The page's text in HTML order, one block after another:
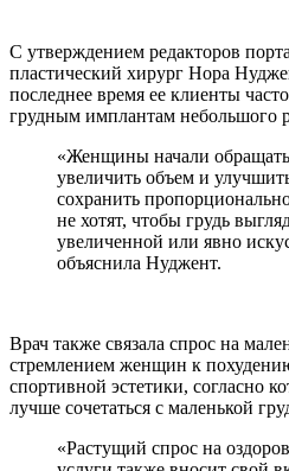
С утверждением редакторов
пластический хирург Нора
последнее время ее клиенты
грудным имплантам небольшого
«Женщины начали
увеличить объем и
сохранить
не хотят, чтобы грудь
увеличенной или явно
объяснила Нуджент.
Врач также связала спрос на
стремлением женщин к
спортивной эстетики, согласно
лучше сочетаться с маленькой
«Растущий спрос на